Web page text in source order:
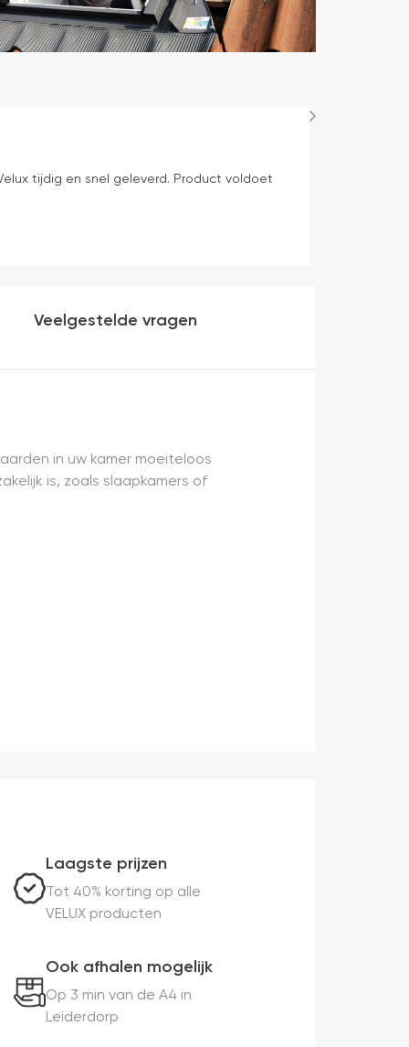
tijdig en snel geleverd. Product voldoet
Veelgestelde vragen
in uw kamer moeiteloos
is, zoals slaapkamers of
Laagste prijzen
Tot 40% korting op alle
VELUX producten
Ook afhalen mogelijk
Op 3 min van de A4 in
Leiderdorp